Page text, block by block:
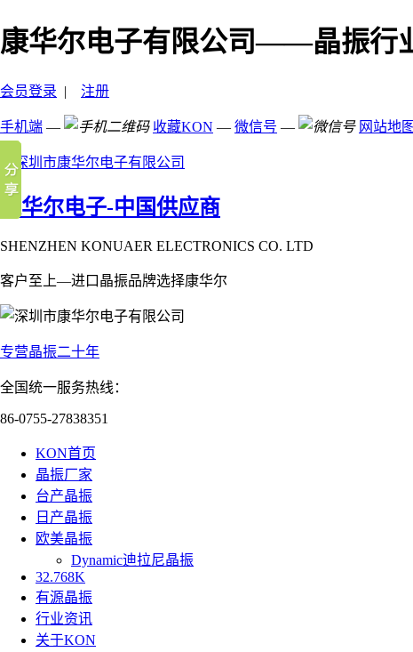
康华尔电子有限公司——晶振行
会员登录 | 注册
手机端 — 收藏KON — 微信号 — 网站地图
康华尔电子-中国供应商
SHENZHEN KONUAER ELECTRONICS CO. LTD
客户至上—进口晶振品牌选择康华尔
专营晶振二十年
全国统一服务热线：
86-0755-27838351
KON首页
晶振厂家
台产晶振
日产晶振
欧美晶振
Dynamic迪拉尼晶振
32.768K
有源晶振
行业资讯
关于KON